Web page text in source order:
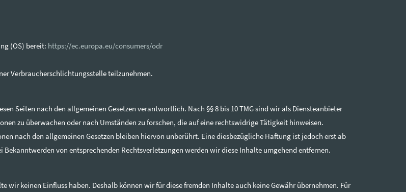
(OS) bereit: https://ec.europa.eu/consumers/odr
Verbraucherschlichtungsstelle teilzunehmen.
Seiten nach den allgemeinen Gesetzen verantwortlich. Nach §§ 8 bis 10 TMG sind wir als Diensteanbieter
zu überwachen oder nach Umständen zu forschen, die auf eine rechtswidrige Tätigkeit hinweisen.
nach den allgemeinen Gesetzen bleiben hiervon unberührt. Eine diesbezügliche Haftung ist jedoch erst ab
von entsprechenden Rechtsverletzungen werden wir diese Inhalte umgehend entfernen.
wir keinen Einfluss haben. Deshalb können wir für diese fremden Inhalte auch keine Gewähr übernehmen. Für